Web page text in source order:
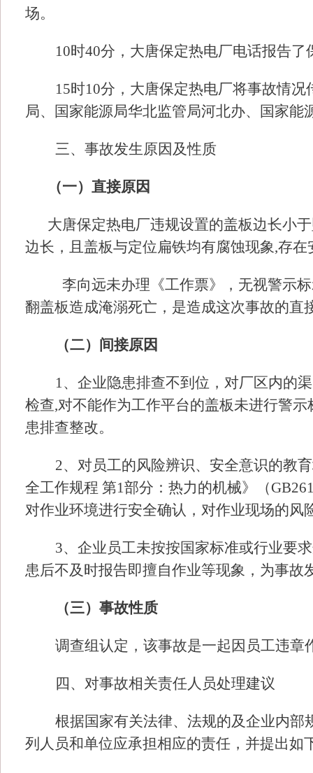
场。
10时40分，大唐保定热电厂电话报告了
15时10分，大唐保定热电厂将事故情
局、国家能源局华北监管局河北办、国家能
三、事故发生原因及性质
（一）直接原因
大唐保定热电厂违规设置的盖板边长小
边长，且盖板与定位扁铁均有腐蚀现象,存在
李向远未办理《工作票》，无视警示
翻盖板造成淹溺死亡，是造成这次事故的直
（二）间接原因
1、企业隐患排查不到位，对厂区内的
检查,对不能作为工作平台的盖板未进行警
患排查整改。
2、对员工的风险辨识、安全意识的教
全工作规程 第1部分：热力的机械》（
对作业环境进行安全确认，对作业现场的风
3、企业员工未按按国家标准或行业要
患后不及时报告即擅自作业等现象，为事故
（三）事故性质
调查组认定，该事故是一起因员工违
四、对事故相关责任人员处理建议
根据国家有关法律、法规的及企业内
列人员和单位应承担相应的责任，并提出如